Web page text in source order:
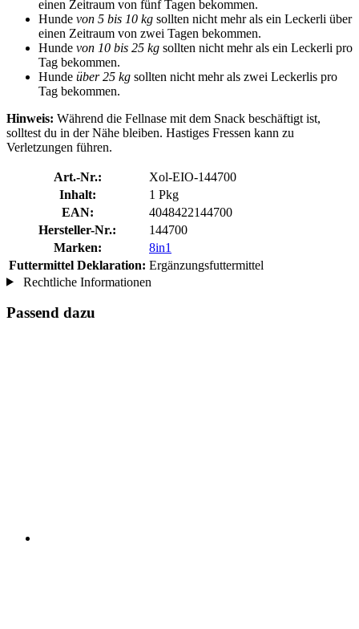
einen Zeitraum von fünf Tagen bekommen.
Hunde von 5 bis 10 kg sollten nicht mehr als ein Leckerli über
einen Zeitraum von zwei Tagen bekommen.
Hunde von 10 bis 25 kg sollten nicht mehr als ein Leckerli pro
Tag bekommen.
Hunde über 25 kg sollten nicht mehr als zwei Leckerlis pro
Tag bekommen.
Hinweis: Während die Fellnase mit dem Snack beschäftigt ist,
solltest du in der Nähe bleiben. Hastiges Fressen kann zu
Verletzungen führen.
Art.-Nr.:
Xol-EIO-144700
Inhalt:
1 Pkg
EAN:
4048422144700
Hersteller-Nr.:
144700
Marken:
8in1
Futtermittel Deklaration: Ergänzungsfuttermittel
Rechtliche Informationen
Passend dazu